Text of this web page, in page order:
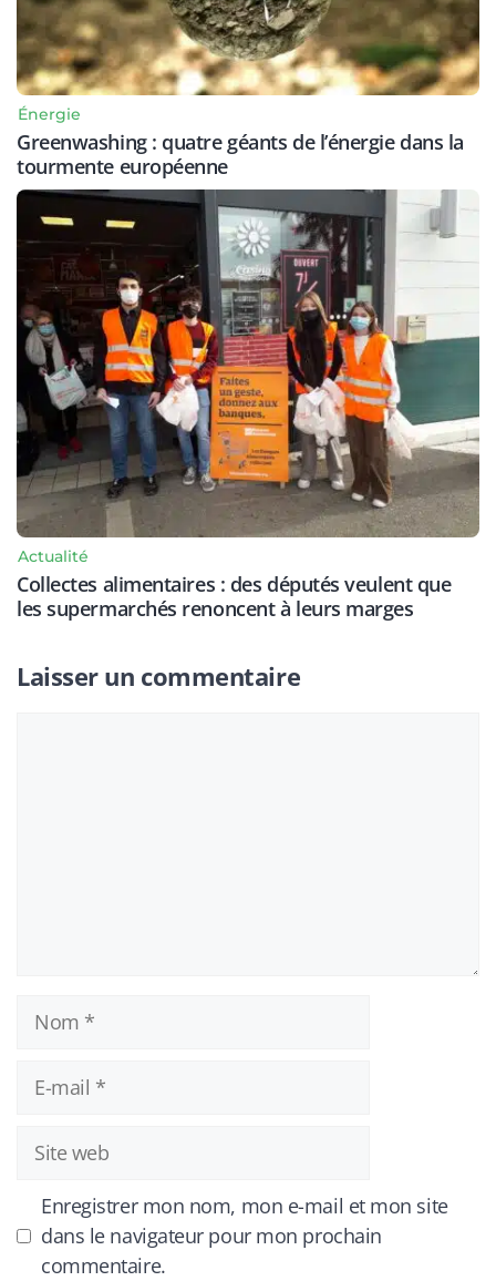
Énergie
Greenwashing : quatre géants de l’énergie dans la
tourmente européenne
Actualité
Collectes alimentaires : des députés veulent que
les supermarchés renoncent à leurs marges
Laisser un commentaire
Nom
mail
Site
web
Enregistrer mon nom, mon e-mail et mon site
dans le navigateur pour mon prochain
commentaire.